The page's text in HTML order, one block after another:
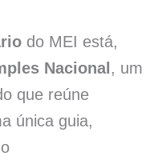
do MEI está,
Nacional , um
que reúne
única guia,